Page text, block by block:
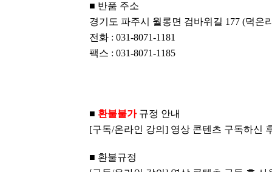
■ 반품 주소
경기도 파주시 월롱면 검바위길 177 (덕은
전화 : 031-8071-1181
팩스 : 031-8071-1185
■ 환불불가규정 안내
[구독/온라인 강의] 영상 콘텐츠 구독하신
■ 환불규정